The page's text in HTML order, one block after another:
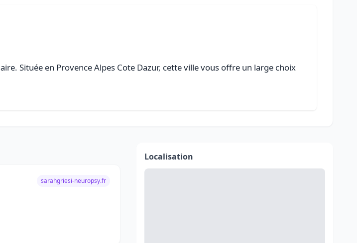
Située en Provence Alpes Cote Dazur, cette ville vous offre un large choix
sarahgriesi-neuropsy.fr
Localisation